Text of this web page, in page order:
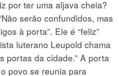
por ter uma aljava cheia?
serão confundidos, mas
à porta”. Ele é “feliz”
luterano Leupold chama
portas da cidade.” A porta
povo se reunia para